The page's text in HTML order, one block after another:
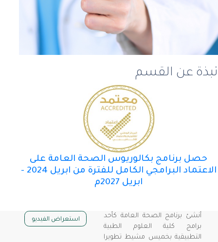
نبذة عن القسم
حصل برنامج بكالوريوس الصحة العامة على
الاعتماد البرامجي الكامل للفترة من ابريل 2024 -
ابريل 2027م
أنشئ برنامج الصحة العامة كأحد
برامج كلية العلوم الطبية
التطبيقية بخميس مشيط تطويرا
استعراض الفيديو